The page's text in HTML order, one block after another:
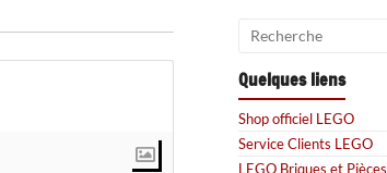
Quelques liens
Shop officiel LEGO
Service Clients LEGO
LEGO Briques et Pièces